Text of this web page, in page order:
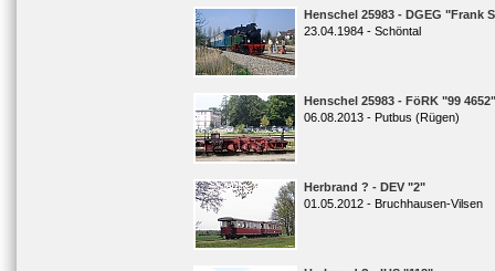
Henschel 25983 - DGEG "Frank
23.04.1984 - Schöntal
Henschel 25983 - FöRK "99 4652"
06.08.2013 - Putbus (Rügen)
Herbrand ? - DEV "2"
01.05.2012 - Bruchhausen-Vilsen